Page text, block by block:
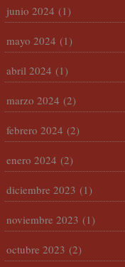
junio 2024 (1)
mayo 2024 (1)
abril 2024 (1)
marzo 2024 (2)
febrero 2024 (2)
enero 2024 (2)
diciembre 2023 (1)
noviembre 2023 (1)
octubre 2023 (2)